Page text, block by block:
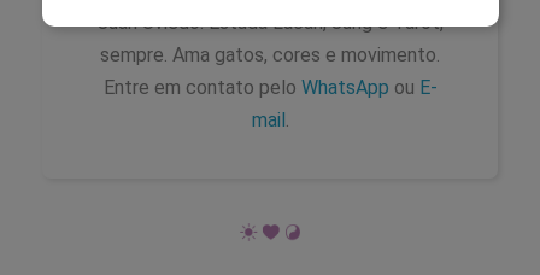
Juan Uviedo. Estuda Lacan, Jung e Tarot,
sempre. Ama gatos, cores e movimento.
Entre em contato pelo WhatsApp ou E-
mail.